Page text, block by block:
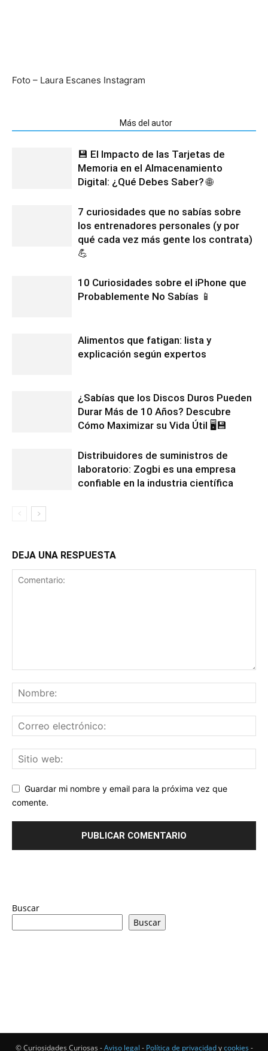
Foto – Laura Escanes Instagram
Más del autor
💾 El Impacto de las Tarjetas de
Memoria en el Almacenamiento
Digital: ¿Qué Debes Saber? 🌐
7 curiosidades que no sabías sobre
los entrenadores personales (y por
qué cada vez más gente los contrata)
💪
10 Curiosidades sobre el iPhone que
Probablemente No Sabías 📱
Alimentos que fatigan: lista y
explicación según expertos
¿Sabías que los Discos Duros Pueden
Durar Más de 10 Años? Descubre
Cómo Maximizar su Vida Útil 🖥️💾
Distribuidores de suministros de
laboratorio: Zogbi es una empresa
confiable en la industria científica
DEJA UNA RESPUESTA
Guardar mi nombre y email para la próxima vez que
comente.
Buscar
Buscar
© Curiosidades Curiosas -Aviso legal - Política de privacidadycookies -